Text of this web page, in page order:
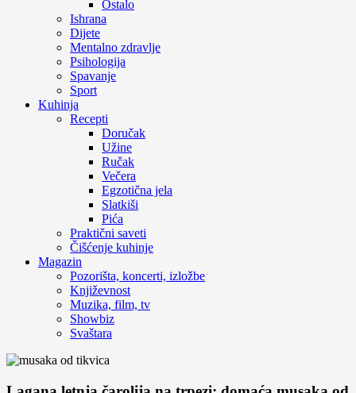
Ostalo
Ishrana
Dijete
Mentalno zdravlje
Psihologija
Spavanje
Sport
Kuhinja
Recepti
Doručak
Užine
Ručak
Večera
Egzotična jela
Slatkiši
Pića
Praktični saveti
Čišćenje kuhinje
Magazin
Pozorišta, koncerti, izložbe
Književnost
Muzika, film, tv
Showbiz
Svaštara